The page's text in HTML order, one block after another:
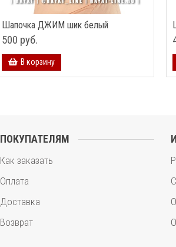
Шапочка ДЖИМ шик белый
500 руб.
В корзину
ПОКУПАТЕЛЯМ
Как заказать
Оплата
Доставка
Возврат